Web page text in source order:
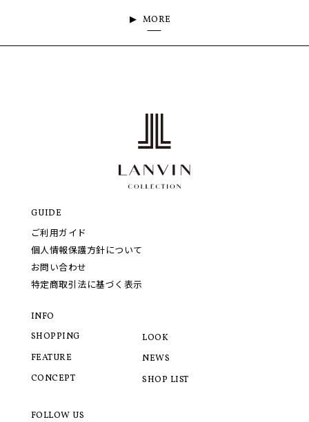
MORE
GUIDE
ご利用ガイド
個人情報保護方針について
お問い合わせ
特定商取引法に基づく表示
INFO
SHOPPING
FEATURE
CONCEPT
LOOK
NEWS
SHOP LIST
FOLLOW US